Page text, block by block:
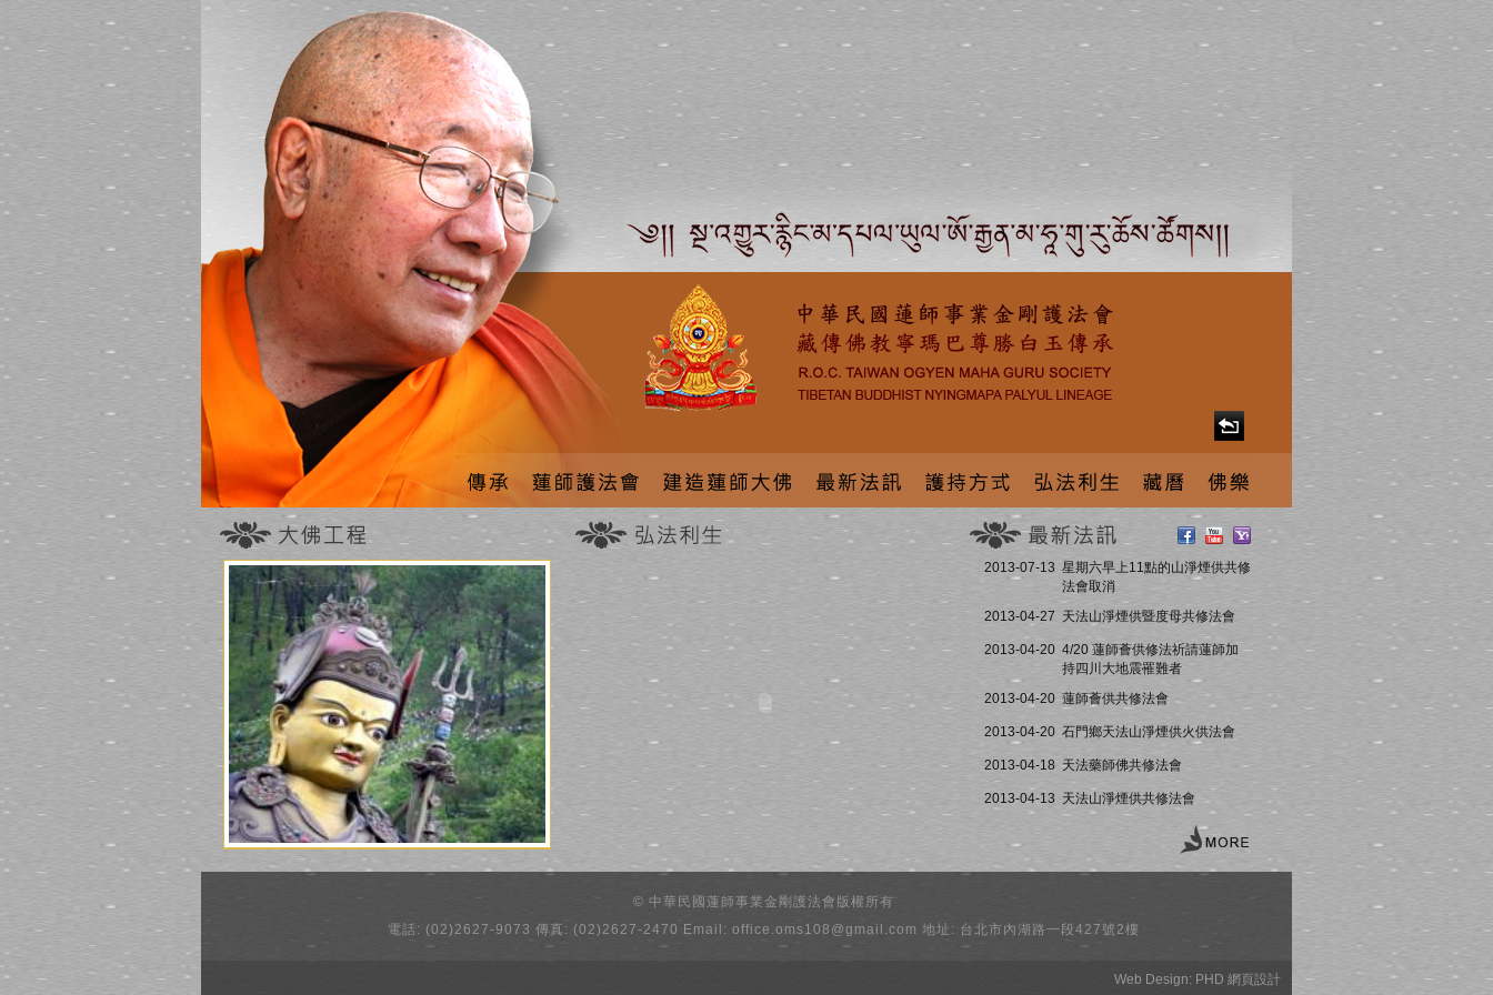
2013-07-13 星期六早上11點的山淨煙供共修
法會取消
2013-04-27 天法山淨煙供暨度母共修法會
2013-04-20 4/20 蓮師薈供修法祈請蓮師加
持四川大地震罹難者
2013-04-20 蓮師薈供共修法會
2013-04-20 石門鄉天法山淨煙供火供法會
2013-04-18 天法藥師佛共修法會
2013-04-13 天法山淨煙供共修法會
© 中華民國蓮師事業金剛護法會版權所有
電話: (02)2627-9073 傳真: (02)2627-2470 Email: office.oms108@gmail.com 地址: 台北市內湖路一段427號2樓
Web Design: PHD 網頁設計